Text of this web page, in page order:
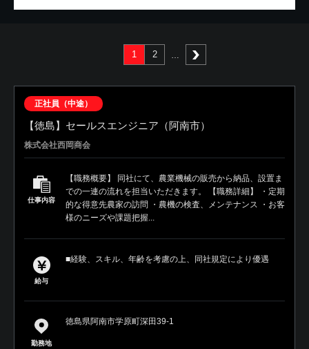
1 2
正社員（中途）
【徳島】セールスエンジニア（阿南市）
株式会社西岡商会
仕事内容
【職務概要】 同社にて、農業機械の販売から納品、設置ま
での一連の流れを担当いただきます。 【職務詳細】 ・定期
的な得意先農家の訪問 ・農機の検査、メンテナンス ・お客
様のニーズや課題把握...
給与
■経験、スキル、年齢を考慮の上、同社規定により優遇
勤務地
徳島県阿南市学原町深田39-1